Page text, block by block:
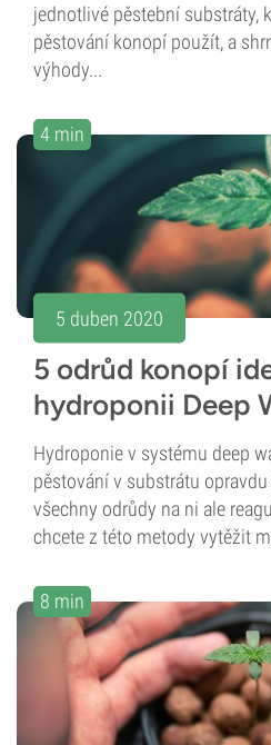
jednotlivé pěstební substráty,
pěstování konopí použít, a
výhody...
4 min
5 duben 2020
5 odrůd konopí
hydroponii Deep
Hydroponie v systému deep
pěstování v substrátu
všechny odrůdy na ni ale
chcete z této metody vytěžit
8 min